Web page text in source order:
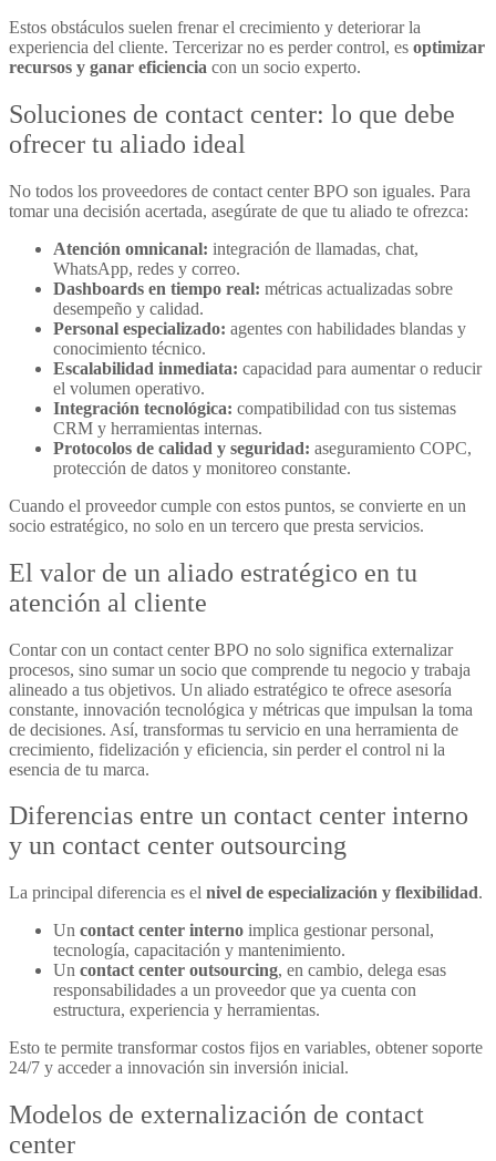
Estos obstáculos suelen frenar el crecimiento y deteriorar la
experiencia del cliente. Tercerizar no es perder control, es optimizar
recursos y ganar eficiencia con un socio experto.
Soluciones de contact center: lo que debe
ofrecer tu aliado ideal
No todos los proveedores de contact center BPO son iguales. Para
tomar una decisión acertada, asegúrate de que tu aliado te ofrezca:
Atención omnicanal: integración de llamadas, chat,
WhatsApp, redes y correo.
Dashboards en tiempo real: métricas actualizadas sobre
desempeño y calidad.
Personal especializado: agentes con habilidades blandas y
conocimiento técnico.
Escalabilidad inmediata: capacidad para aumentar o reducir
el volumen operativo.
Integración tecnológica: compatibilidad con tus sistemas
CRM y herramientas internas.
Protocolos de calidad y seguridad: aseguramiento COPC,
protección de datos y monitoreo constante.
Cuando el proveedor cumple con estos puntos, se convierte en un
socio estratégico, no solo en un tercero que presta servicios.
El valor de un aliado estratégico en tu
atención al cliente
Contar con un contact center BPO no solo significa externalizar
procesos, sino sumar un socio que comprende tu negocio y trabaja
alineado a tus objetivos. Un aliado estratégico te ofrece asesoría
constante, innovación tecnológica y métricas que impulsan la toma
de decisiones. Así, transformas tu servicio en una herramienta de
crecimiento, fidelización y eficiencia, sin perder el control ni la
esencia de tu marca.
Diferencias entre un contact center interno
y un contact center outsourcing
La principal diferencia es el nivel de especialización y flexibilidad.
Un contact center interno implica gestionar personal,
tecnología, capacitación y mantenimiento.
Un contact center outsourcing, en cambio, delega esas
responsabilidades a un proveedor que ya cuenta con
estructura, experiencia y herramientas.
Esto te permite transformar costos fijos en variables, obtener soporte
24/7 y acceder a innovación sin inversión inicial.
Modelos de externalización de contact
center